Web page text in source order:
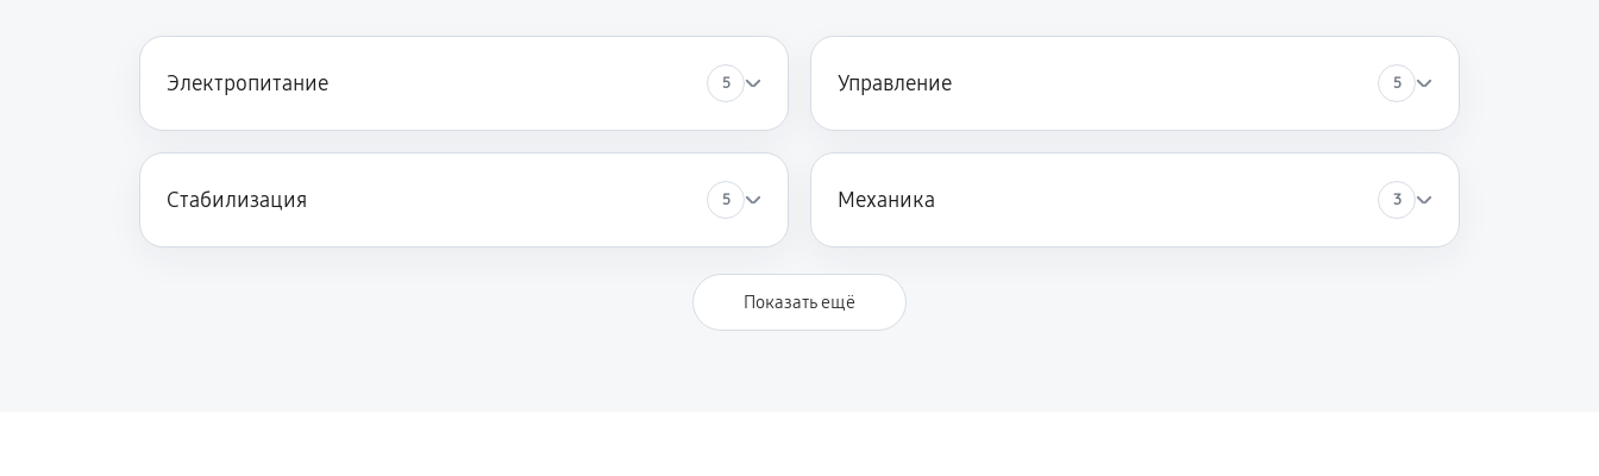
Электропитание 5 Управление 5
Стабилизация 5 Механика 3
Показать ещё